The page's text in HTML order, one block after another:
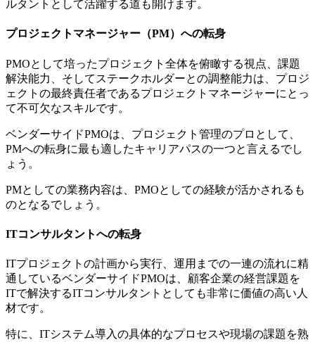
ルタントとして活躍する道も開けます。
プロジェクトマネージャー（PM）への転身
PMOとして培ったプロジェクト全体を俯瞰する視点、課題
解決能力、そしてステークホルダーとの調整能力は、プロジ
ェクトの最終責任者であるプロジェクトマネージャーにとっ
て不可欠なスキルです。
ベンダーサイドPMOは、プロジェクト管理のプロとして、
PMへの転身に最も適したキャリアパスの一つと言えるでし
ょう。
PMとしての業務内容は、PMOとしての経験が活かされるも
のとなるでしょう。
ITコンサルタントへの転身
ITプロジェクトの計画から実行、運用までの一連の流れに精
通しているベンダーサイドPMOは、顧客企業の経営課題を
ITで解決するITコンサルタントとしても非常に価値の高い人
材です。
特に、ITシステム導入の具体的なプロセスや現場の課題を熟